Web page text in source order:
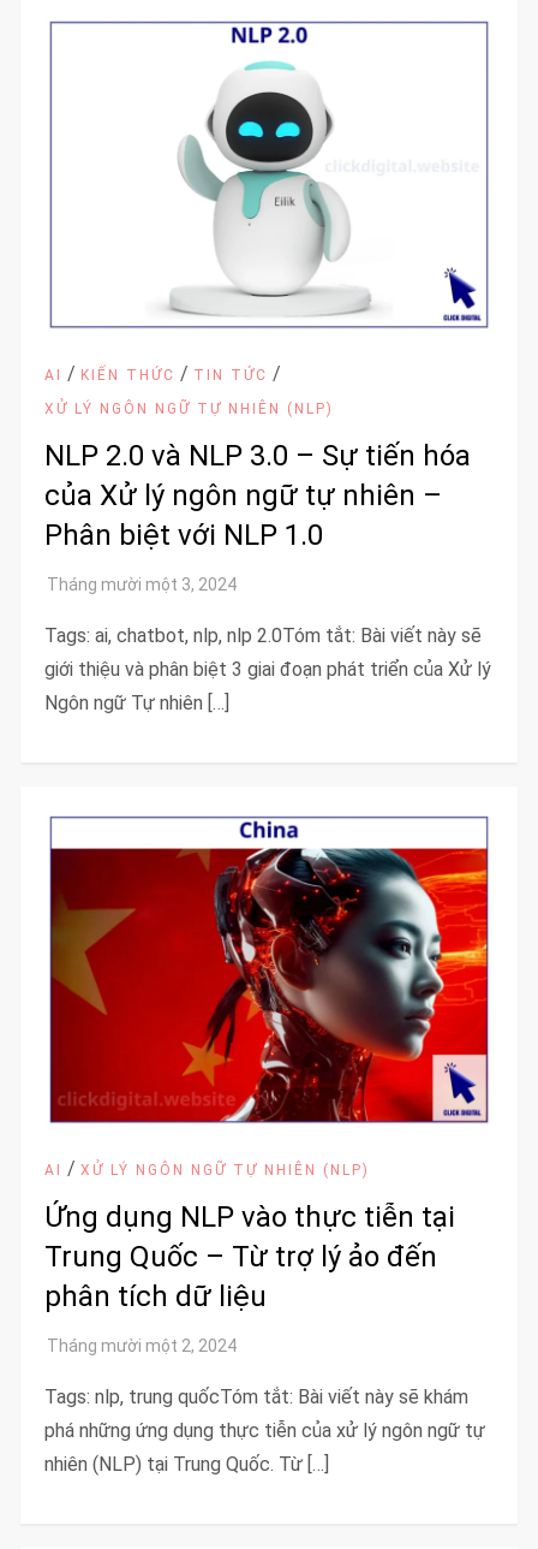
AI / KIẾN THỨC / TIN TỨC /
XỬ LÝ NGÔN NGỮ TỰ NHIÊN (NLP)
NLP 2.0 và NLP 3.0 – Sự tiến hóa
của Xử lý ngôn ngữ tự nhiên –
Phân biệt với NLP 1.0
Tags: ai, chatbot, nlp, nlp 2.0Tóm tắt: Bài viết này sẽ
giới thiệu và phân biệt 3 giai đoạn phát triển của Xử lý
Ngôn ngữ Tự nhiên […]
AI /XỬ LÝ NGÔN NGỮ TỰ NHIÊN (NLP)
Ứng dụng NLP vào thực tiễn tại
Trung Quốc – Từ trợ lý ảo đến
phân tích dữ liệu
Tags: nlp, trung quốcTóm tắt: Bài viết này sẽ khám
phá những ứng dụng thực tiễn của xử lý ngôn ngữ tự
nhiên (NLP) tại Trung Quốc. Từ […]